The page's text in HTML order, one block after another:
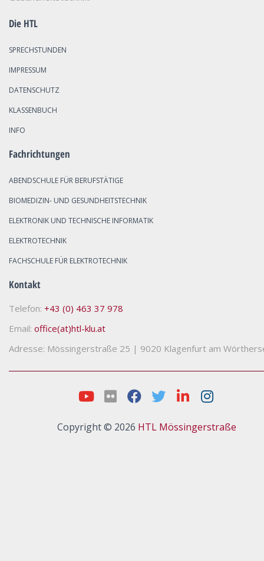
Die HTL
SPRECHSTUNDEN
IMPRESSUM
DATENSCHUTZ
KLASSENBUCH
INFO
Fachrichtungen
ABENDSCHULE FÜR BERUFSTÄTIGE
BIOMEDIZIN- UND GESUNDHEITSTECHNIK
ELEKTRONIK UND TECHNISCHE INFORMATIK
ELEKTROTECHNIK
FACHSCHULE FÜR ELEKTROTECHNIK
Kontakt
Telefon: +43 (0) 463 37 978
Email: office(at)htl-klu.at
Adresse: Mössingerstraße 25 | 9020 Klagenfurt am
Copyright © 2026 HTL Mössingerstraße